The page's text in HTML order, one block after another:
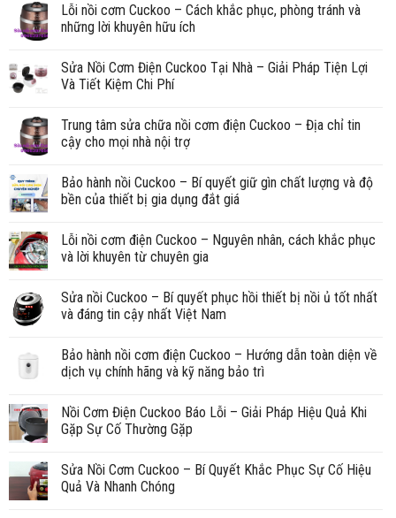
Lỗi nồi cơm Cuckoo – Cách khắc phục, phòng tránh và
những lời khuyên hữu ích
Sửa Nồi Cơm Điện Cuckoo Tại Nhà – Giải Pháp Tiện Lợi
Và Tiết Kiệm Chi Phí
Trung tâm sửa chữa nồi cơm điện Cuckoo – Địa chỉ tin
cậy cho mọi nhà nội trợ
Bảo hành nồi Cuckoo – Bí quyết giữ gìn chất lượng và độ
bền của thiết bị gia dụng đắt giá
Lỗi nồi cơm điện Cuckoo – Nguyên nhân, cách khắc phục
và lời khuyên từ chuyên gia
Sửa nồi Cuckoo – Bí quyết phục hồi thiết bị nồi ủ tốt nhất
và đáng tin cậy nhất Việt Nam
Bảo hành nồi cơm điện Cuckoo – Hướng dẫn toàn diện về
dịch vụ chính hãng và kỹ năng bảo trì
Nồi Cơm Điện Cuckoo Báo Lỗi – Giải Pháp Hiệu Quả Khi
Gặp Sự Cố Thường Gặp
Sửa Nồi Cơm Cuckoo – Bí Quyết Khắc Phục Sự Cố Hiệu
Quả Và Nhanh Chóng